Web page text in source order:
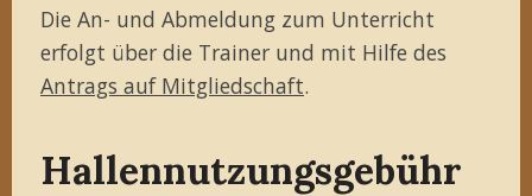
Die An- und Abmeldung zum Unterricht
erfolgt über die Trainer und mit Hilfe des
Antrags auf Mitgliedschaft.
Hallennutzungsgebühr